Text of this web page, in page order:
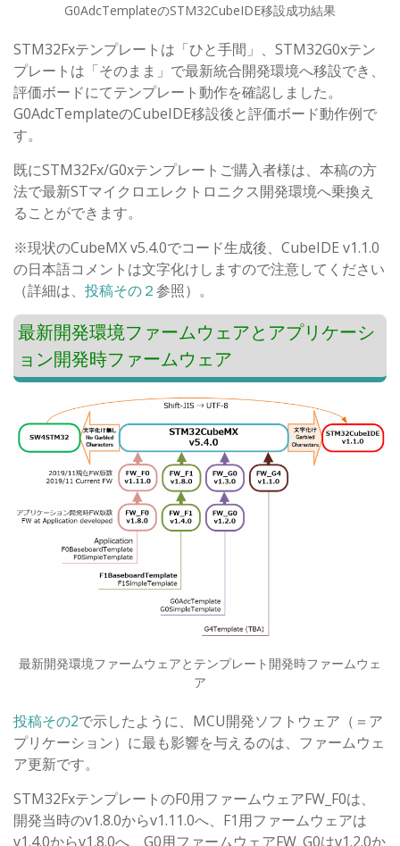
G0AdcTemplateのSTM32CubeIDE移設成功結果
STM32Fxテンプレートは「ひと手間」、STM32G0xテン
プレートは「そのまま」で最新統合開発環境へ移設でき、
評価ボードにてテンプレート動作を確認しました。
G0AdcTemplateのCubeIDE移設後と評価ボード動作例で
す。
既にSTM32Fx/G0xテンプレートご購入者様は、本稿の方
法で最新STマイクロエレクトロニクス開発環境へ乗換え
ることができます。
※現状のCubeMX v5.4.0でコード生成後、CubeIDE v1.1.0
の日本語コメントは文字化けしますので注意してください
（詳細は、 投稿その２参照）。
最新開発環境ファームウェアとアプリケーシ
ョン開発時ファームウェア
最新開発環境ファームウェアとテンプレート開発時ファームウェ
ア
投稿その2で示したように、MCU開発ソフトウェア（＝ア
プリケーション）に最も影響を与えるのは、ファームウェ
ア更新です。
STM32FxテンプレートのF0用ファームウェアFW_F0は、
開発当時のv1.8.0からv1.11.0へ、F1用ファームウェアは
v1.4.0からv1.8.0へ、G0用ファームウェアFW_G0はv1.2.0か